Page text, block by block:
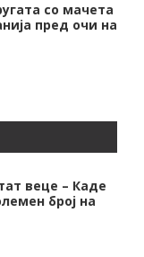
со мачета
пред очи на
веце – Каде
број на